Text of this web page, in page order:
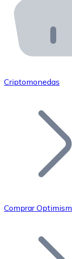
Integra un
Bitnovo API
Integra
Únete a
Añade tu
Bitcoin
Criptomonedas
Comprar Optimism